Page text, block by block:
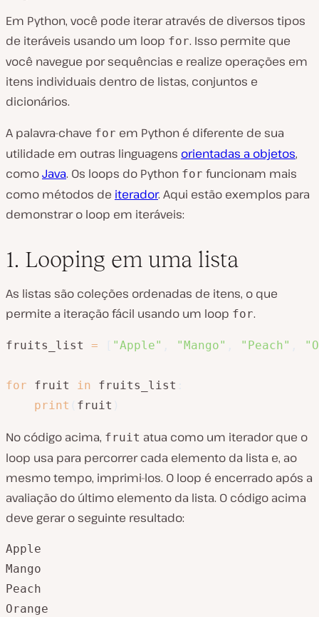
Em Python, você pode iterar através de diversos tipos
de iteráveis usando um loop for. Isso permite que
você navegue por sequências e realize operações em
itens individuais dentro de listas, conjuntos e
dicionários.
A palavra-chave for em Python é diferente de sua
utilidade em outras linguagens orientadas a objetos,
comoJava. Os loops do Python for funcionam mais
como métodos de iterador. Aqui estão exemplos para
demonstrar o loop em iteráveis:
1. Looping em uma lista
As listas são coleções ordenadas de itens, o que
permite a iteração fácil usando um loop for.
fruits_list = "Apple" "Mango" "Peach"
for fruit in fruits_list
print
fruit
No código acima, fruit atua como um iterador que o
loop usa para percorrer cada elemento da lista e, ao
mesmo tempo, imprimi-los. O loop é encerrado após a
avaliação do último elemento da lista. O código acima
deve gerar o seguinte resultado:
Apple
Mango
Peach
Orange